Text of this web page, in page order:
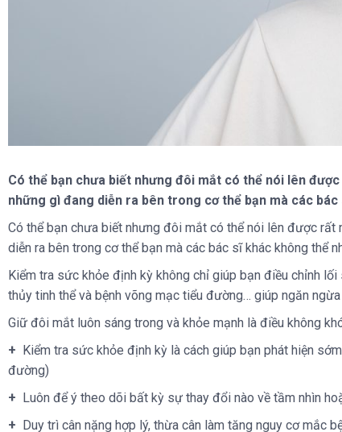
Có thể bạn chưa biết nhưng đôi mắt có thể nói lên
những gì đang diễn ra bên trong cơ thể bạn mà các
Có thể bạn chưa biết nhưng đôi mắt có thể nói lên được rất
diễn ra bên trong cơ thể bạn mà các bác sĩ khác không thể
Kiểm tra sức khỏe định kỳ không chỉ giúp bạn điều chỉnh
thủy tinh thể và bệnh võng mạc tiểu đường… giúp ngăn
Giữ đôi mắt luôn sáng trong và khỏe mạnh là điều không
+ Kiểm tra sức khỏe định kỳ là cách giúp bạn phát hiện
đường)
+ Luôn để ý theo dõi bất kỳ sự thay đổi nào về tầm nhìn
+ Duy trì cân nặng hợp lý, thừa cân làm tăng nguy cơ mắc